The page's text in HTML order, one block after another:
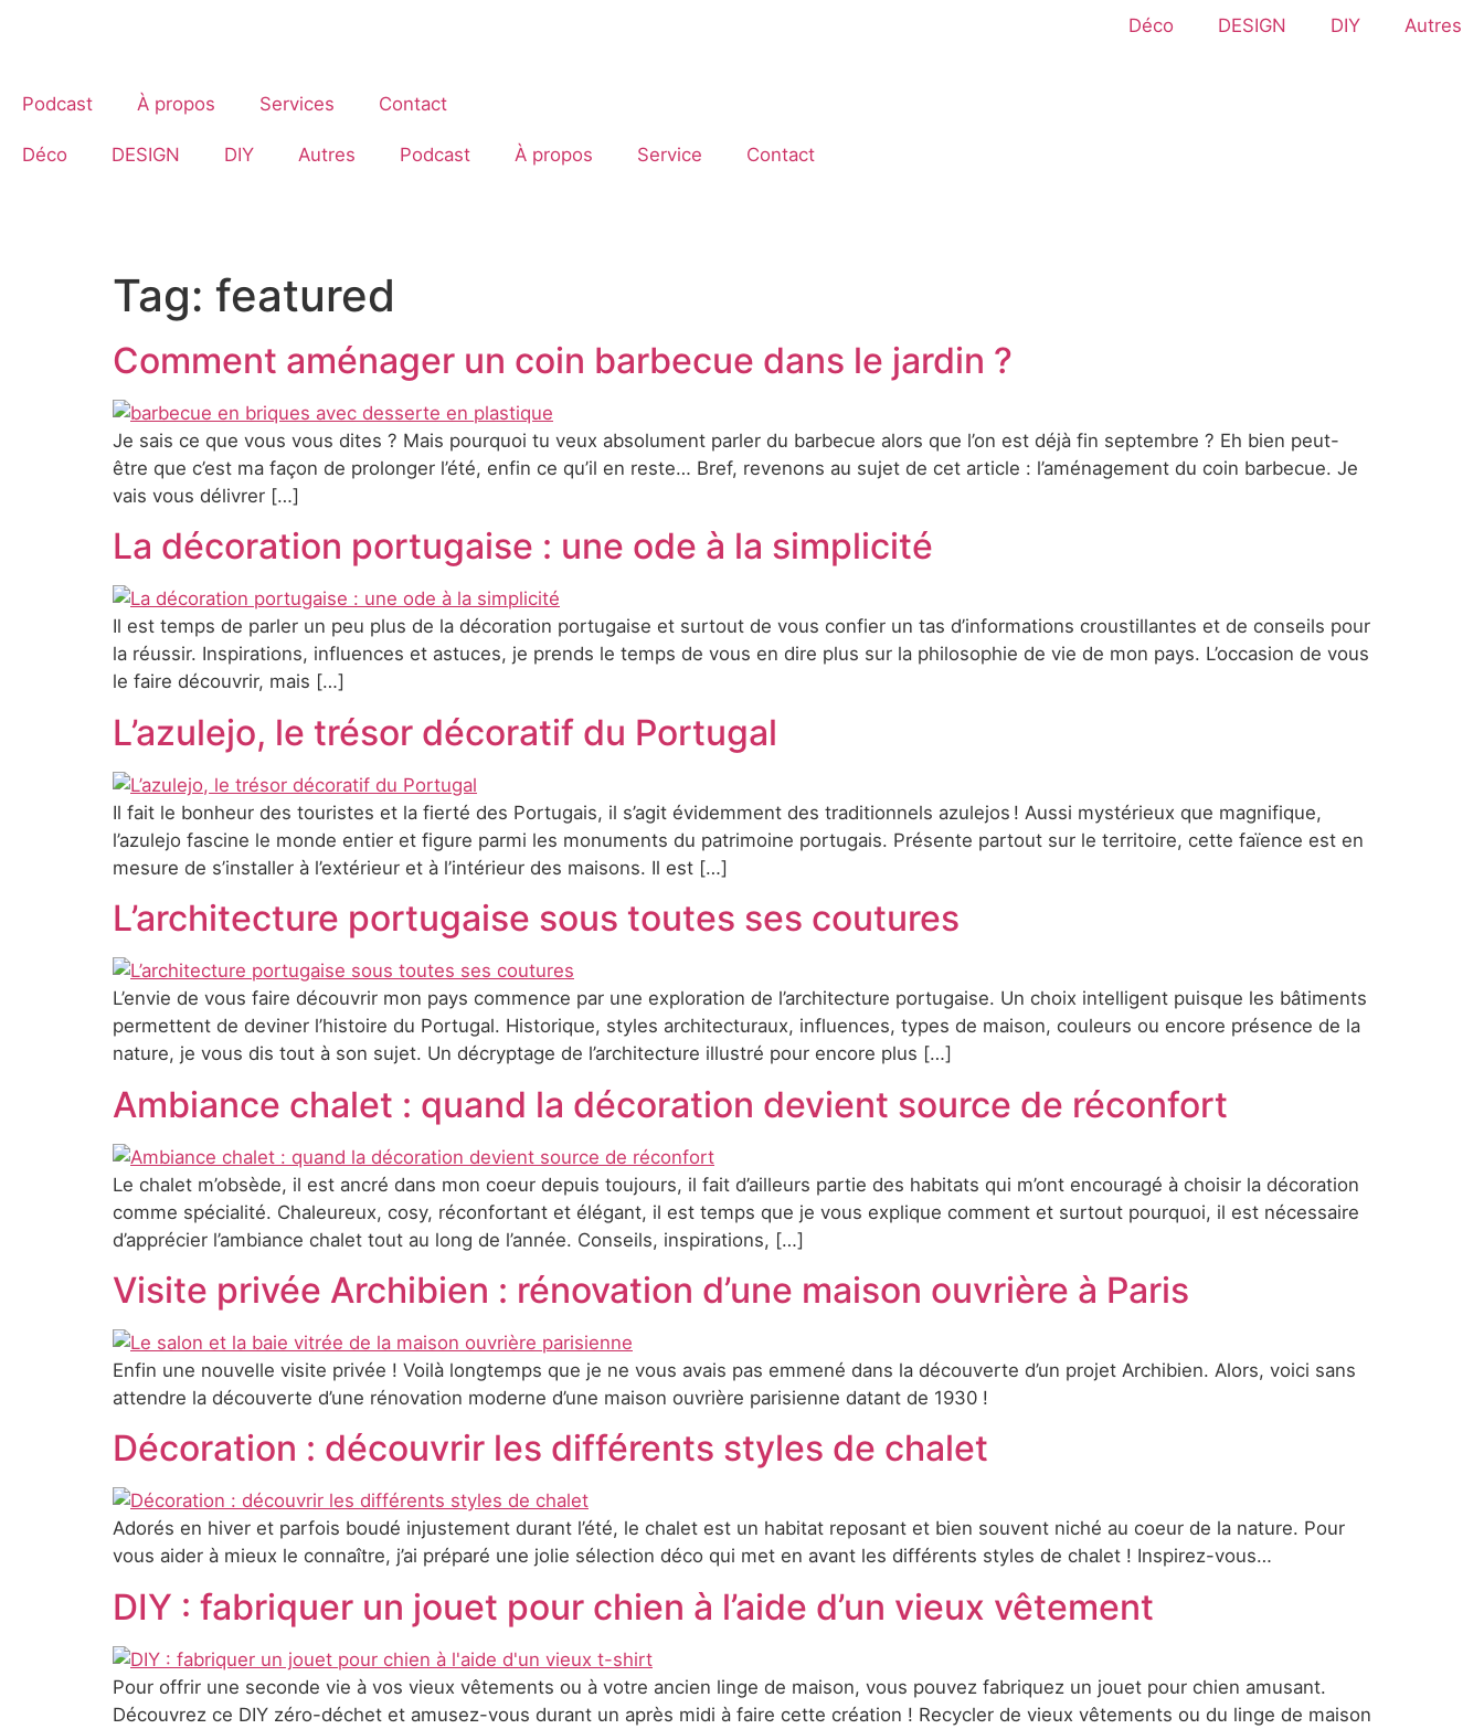
Déco DESIGN DIY Autres
Podcast À propos Services Contact
Déco DESIGN DIY Autres Podcast À propos Service Contact
Tag: featured
Comment aménager un coin barbecue dans le jardin ?
Je sais ce que vous vous dites ? Mais pourquoi tu veux absolument parler du barbecue alors que l’on est déjà fin septembre ? Eh bien peut-
être que c’est ma façon de prolonger l’été, enfin ce qu’il en reste… Bref, revenons au sujet de cet article : l’aménagement du coin barbecue. Je
vais vous délivrer […]
La décoration portugaise : une ode à la simplicité
Il est temps de parler un peu plus de la décoration portugaise et surtout de vous confier un tas d’informations croustillantes et de conseils pour
la réussir. Inspirations, influences et astuces, je prends le temps de vous en dire plus sur la philosophie de vie de mon pays. L’occasion de vous
le faire découvrir, mais […]
L’azulejo, le trésor décoratif du Portugal
Il fait le bonheur des touristes et la fierté des Portugais, il s’agit évidemment des traditionnels azulejos ! Aussi mystérieux que magnifique,
l’azulejo fascine le monde entier et figure parmi les monuments du patrimoine portugais. Présente partout sur le territoire, cette faïence est en
mesure de s’installer à l’extérieur et à l’intérieur des maisons. Il est […]
L’architecture portugaise sous toutes ses coutures
L’envie de vous faire découvrir mon pays commence par une exploration de l’architecture portugaise. Un choix intelligent puisque les bâtiments
permettent de deviner l’histoire du Portugal. Historique, styles architecturaux, influences, types de maison, couleurs ou encore présence de la
nature, je vous dis tout à son sujet. Un décryptage de l’architecture illustré pour encore plus […]
Ambiance chalet : quand la décoration devient source de réconfort
Le chalet m’obsède, il est ancré dans mon coeur depuis toujours, il fait d’ailleurs partie des habitats qui m’ont encouragé à choisir la décoration
comme spécialité. Chaleureux, cosy, réconfortant et élégant, il est temps que je vous explique comment et surtout pourquoi, il est nécessaire
d’apprécier l’ambiance chalet tout au long de l’année. Conseils, inspirations, […]
Visite privée Archibien : rénovation d’une maison ouvrière à Paris
Enfin une nouvelle visite privée ! Voilà longtemps que je ne vous avais pas emmené dans la découverte d’un projet Archibien. Alors, voici sans
attendre la découverte d’une rénovation moderne d’une maison ouvrière parisienne datant de 1930 !
Décoration : découvrir les différents styles de chalet
Adorés en hiver et parfois boudé injustement durant l’été, le chalet est un habitat reposant et bien souvent niché au coeur de la nature. Pour
vous aider à mieux le connaître, j’ai préparé une jolie sélection déco qui met en avant les différents styles de chalet ! Inspirez-vous…
DIY : fabriquer un jouet pour chien à l’aide d’un vieux vêtement
Pour offrir une seconde vie à vos vieux vêtements ou à votre ancien linge de maison, vous pouvez fabriquez un jouet pour chien amusant.
Découvrez ce DIY zéro-déchet et amusez-vous durant un après midi à faire cette création ! Recycler de vieux vêtements ou du linge de maison